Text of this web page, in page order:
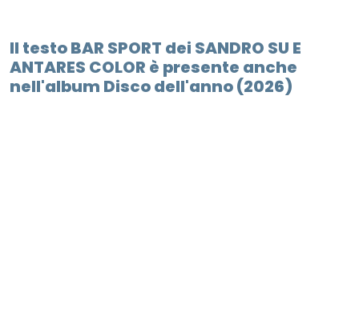
Il testo BAR SPORT dei SANDRO SU E
ANTARES COLOR è presente anche
nell'album Disco dell'anno (2026)